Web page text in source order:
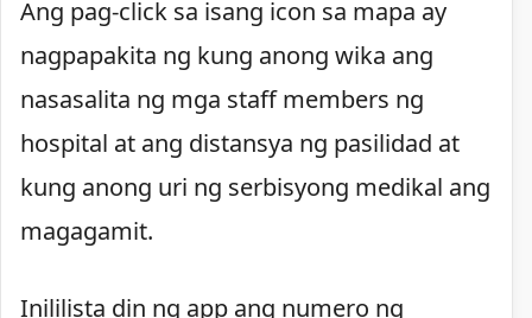
Ang pag-click sa isang icon sa mapa ay
nagpapakita ng kung anong wika ang
nasasalita ng mga staff members ng
hospital at ang distansya ng pasilidad at
kung anong uri ng serbisyong medikal ang
magagamit.
Inililista din ng app ang numero ng